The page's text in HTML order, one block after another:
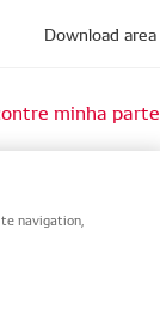
Download area
minha parte
navigation,